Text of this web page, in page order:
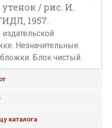
/ рис. И.
1957.
издательской
Незначительные
Блок чистый.
каталога